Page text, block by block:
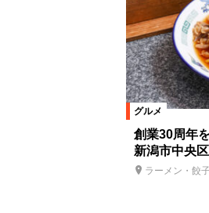
グルメ
創業30周年
新潟市中央
ラーメン・餃